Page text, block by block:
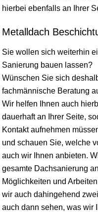
hierbei ebenfalls an Ihrer
Metalldach
Sie wollen sich weiterhin
Sanierung bauen lassen?
Wünschen Sie sich
fachmännische Beratung
Wir helfen Ihnen auch
dauerhaft an Ihrer Seite,
Kontakt aufnehmen
und schauen Sie, welche
auch wir Ihnen anbieten.
gesamte Dachsanierung
Möglichkeiten und
wir auch dahingehend
auch dann sehen, was wir